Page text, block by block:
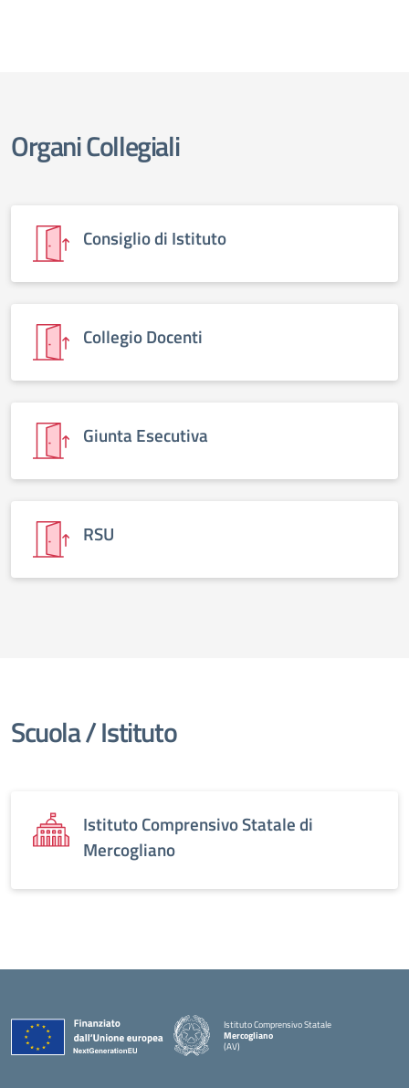
Organi Collegiali
Consiglio di Istituto
Collegio Docenti
Giunta Esecutiva
RSU
Scuola / Istituto
Istituto Comprensivo Statale di
Mercogliano
Istituto Comprensivo Statale
Mercogliano
(AV)